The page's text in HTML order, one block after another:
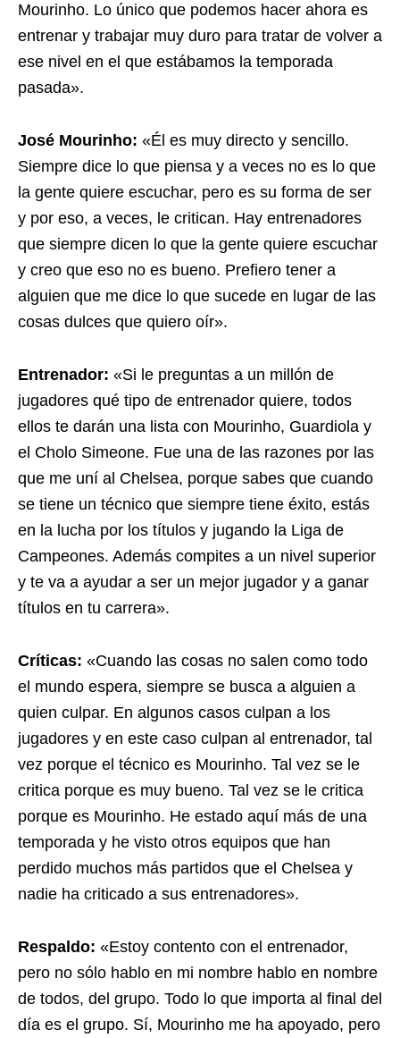
Mourinho. Lo único que podemos hacer ahora es
entrenar y trabajar muy duro para tratar de volver a
ese nivel en el que estábamos la temporada
pasada».
José Mourinho: «Él es muy directo y sencillo.
Siempre dice lo que piensa y a veces no es lo que
la gente quiere escuchar, pero es su forma de ser
y por eso, a veces, le critican. Hay entrenadores
que siempre dicen lo que la gente quiere escuchar
y creo que eso no es bueno. Prefiero tener a
alguien que me dice lo que sucede en lugar de las
cosas dulces que quiero oír».
Entrenador: «Si le preguntas a un millón de
jugadores qué tipo de entrenador quiere, todos
ellos te darán una lista con Mourinho, Guardiola y
el Cholo Simeone. Fue una de las razones por las
que me uní al Chelsea, porque sabes que cuando
se tiene un técnico que siempre tiene éxito, estás
en la lucha por los títulos y jugando la Liga de
Campeones. Además compites a un nivel superior
y te va a ayudar a ser un mejor jugador y a ganar
títulos en tu carrera».
Críticas: «Cuando las cosas no salen como todo
el mundo espera, siempre se busca a alguien a
quien culpar. En algunos casos culpan a los
jugadores y en este caso culpan al entrenador, tal
vez porque el técnico es Mourinho. Tal vez se le
critica porque es muy bueno. Tal vez se le critica
porque es Mourinho. He estado aquí más de una
temporada y he visto otros equipos que han
perdido muchos más partidos que el Chelsea y
nadie ha criticado a sus entrenadores».
Respaldo: «Estoy contento con el entrenador,
pero no sólo hablo en mi nombre hablo en nombre
de todos, del grupo. Todo lo que importa al final del
día es el grupo. Sí, Mourinho me ha apoyado, pero